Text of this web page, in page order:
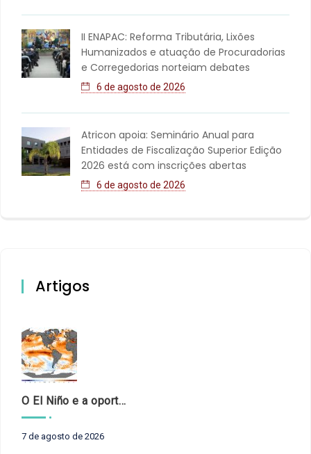
II ENAPAC: Reforma Tributária, Lixões
Humanizados e atuação de Procuradorias
e Corregedorias norteiam debates
6 de agosto de 2026
Atricon apoia: Seminário Anual para
Entidades de Fiscalização Superior Edição
2026 está com inscrições abertas
6 de agosto de 2026
Artigos
O El Niño e a oportunidade de fortalecer o controle externo das políticas climáticas
7 de agosto de 2026